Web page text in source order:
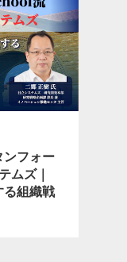
ンフォー
ムズ｜
る組織戦